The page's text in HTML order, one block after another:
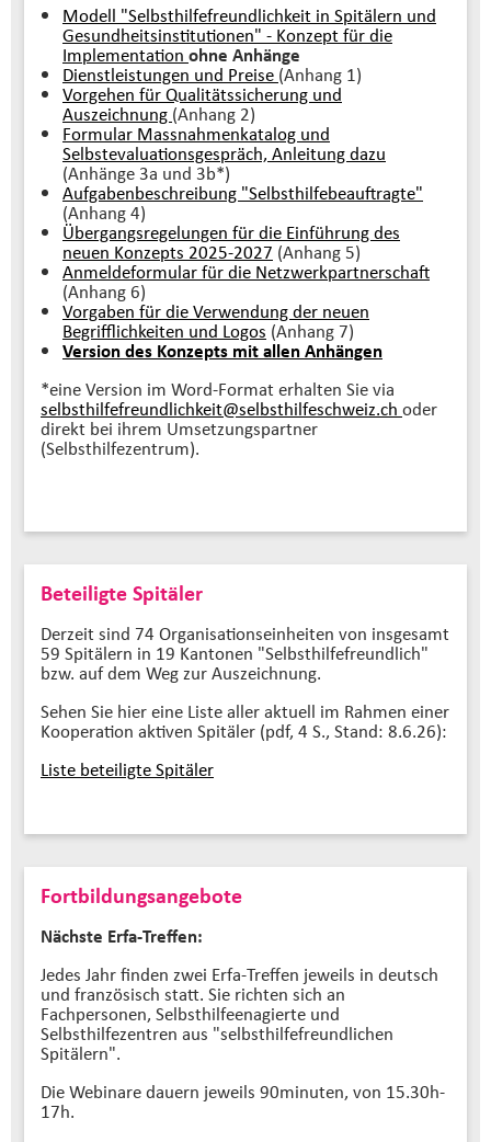
Modell "Selbsthilfefreundlichkeit in Spitälern und
Gesundheitsinstitutionen" - Konzept für die
Implementation ohne Anhänge
Dienstleistungen und Preise (Anhang 1)
Vorgehen für Qualitätssicherung und
Auszeichnung (Anhang 2)
Formular Massnahmenkatalog und
Selbstevaluationsgespräch, Anleitung dazu
(Anhänge 3a und 3b*)
Aufgabenbeschreibung "Selbsthilfebeauftragte"
(Anhang 4)
Übergangsregelungen für die Einführung des
neuen Konzepts 2025-2027 (Anhang 5)
Anmeldeformular für die Netzwerkpartnerschaft
(Anhang 6)
Vorgaben für die Verwendung der neuen
Begrifflichkeiten und Logos (Anhang 7)
Version des Konzepts mit allen Anhängen
*eine Version im Word-Format erhalten Sie via
selbsthilfefreundlichkeit@selbsthilfeschweiz.ch oder
direkt bei ihrem Umsetzungspartner
(Selbsthilfezentrum).
Beteiligte Spitäler
Derzeit sind 74 Organisationseinheiten von insgesamt
59 Spitälern in 19 Kantonen "Selbsthilfefreundlich"
bzw. auf dem Weg zur Auszeichnung.
Sehen Sie hier eine Liste aller aktuell im Rahmen einer
Kooperation aktiven Spitäler (pdf, 4 S., Stand: 8.6.26):
Liste beteiligte Spitäler
Fortbildungsangebote
Nächste Erfa-Treffen:
Jedes Jahr finden zwei Erfa-Treffen jeweils in deutsch
und französisch statt. Sie richten sich an
Fachpersonen, Selbsthilfeenagierte und
Selbsthilfezentren aus "selbsthilfefreundlichen
Spitälern".
Die Webinare dauern jeweils 90minuten, von 15.30h-
17h.